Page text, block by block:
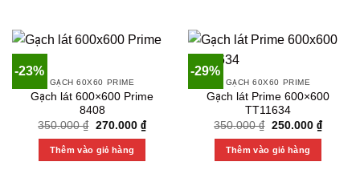
-23%
GẠCH 60X60 PRIME
Gạch lát 600×600 Prime
8408
350.000₫ Original
was:
350.000 ₫.
270.000 ₫Current
price
Thêm vào giỏ hàng
-29%
GẠCH 60X60 PRIME
Gạch lát Prime 600×600
TT11634
350.000₫ Original
was:
350.000 ₫.
250.000 ₫Current
price
Thêm vào giỏ hàng